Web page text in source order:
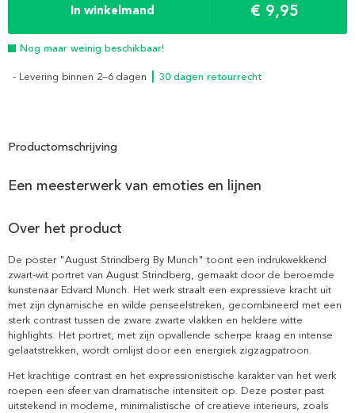
In winkelmand € 9,95
Nog maar weinig beschikbaar!
- Levering binnen 2–6 dagen ┃ 30 dagen retourrecht
Productomschrijving
Een meesterwerk van emoties en lijnen
Over het product
De poster "August Strindberg By Munch" toont een indrukwekkend
zwart-wit portret van August Strindberg, gemaakt door de beroemde
kunstenaar Edvard Munch. Het werk straalt een expressieve kracht uit
met zijn dynamische en wilde penseelstreken, gecombineerd met een
sterk contrast tussen de zware zwarte vlakken en heldere witte
highlights. Het portret, met zijn opvallende scherpe kraag en intense
gelaatstrekken, wordt omlijst door een energiek zigzagpatroon.
Het krachtige contrast en het expressionistische karakter van het werk
roepen een sfeer van dramatische intensiteit op. Deze poster past
uitstekend in moderne, minimalistische of creatieve interieurs, zoals